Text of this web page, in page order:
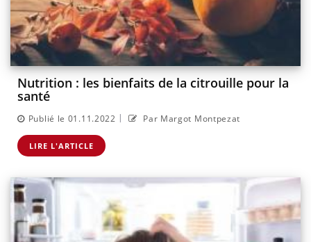
Nutrition : les bienfaits de la citrouille pour la
santé
Publié le 01.11.2022 | Par Margot Montpezat
LIRE L'ARTICLE